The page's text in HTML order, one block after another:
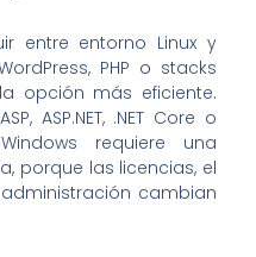
entre entorno Linux y
PHP o stacks
la opción más eficiente.
ASP.NET, .NET Core o
requiere una
porque las licencias, el
cambian